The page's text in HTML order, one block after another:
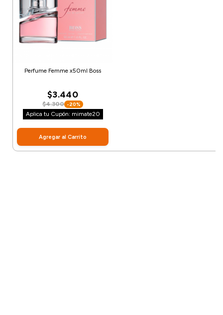
Perfume Femme x50ml Boss
$3.440
$4.300 -20%
Aplica tu Cupón: mimate20
Agregar al Carrito